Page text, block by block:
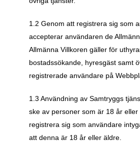
1.2 Genom att registrera sig som
accepterar användaren de
Allmänna Villkoren gäller för
bostadssökande, hyresgäst samt
registrerade användare på
1.3 Användning av Samtryggs
ske av personer som är 18 år
registrera sig som användare
att denna är 18 år eller äldre.